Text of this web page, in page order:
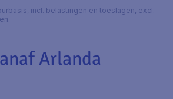
incl. belastingen en toeslagen, excl.
Arlanda